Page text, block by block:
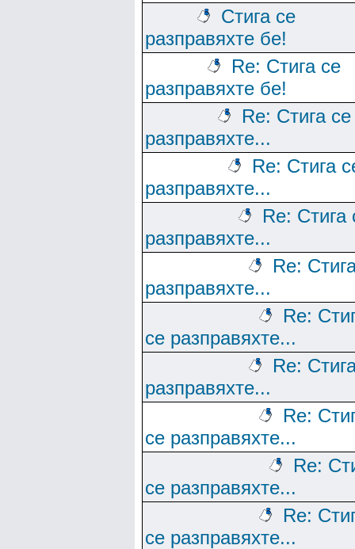
Стига се
разправяхте бе!
Re: Стига се
разправяхте бе!
Re: Стига се
разправяхте...
Re: Стига
разправяхте...
Re: Стига
разправяхте...
Re:
разправяхте...
Re:
се разправяхте...
Re:
разправяхте...
Re:
се разправяхте...
Re:
се разправяхте...
Re:
се разправяхте...